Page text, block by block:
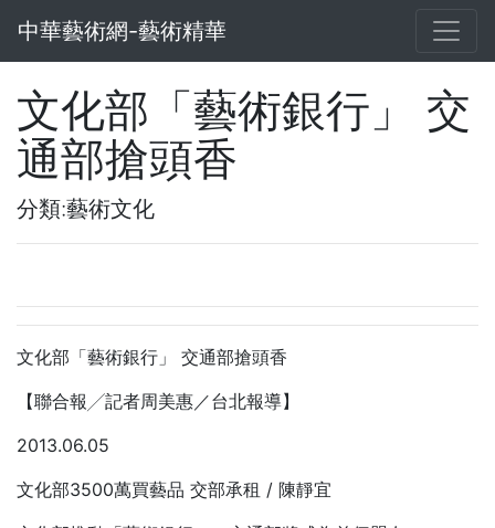
中華藝術網-藝術精華
文化部「藝術銀行」 交
通部搶頭香
分類:藝術文化
文化部「藝術銀行」 交通部搶頭香
【聯合報╱記者周美惠／台北報導】
2013.06.05
文化部3500萬買藝品 交部承租 / 陳靜宜